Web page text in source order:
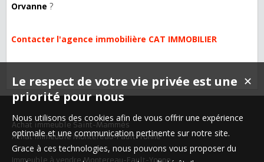
Orvanne ?
Contacter l'agence immobilière CAT IMMOBILIER
Achat immeuble Saint-Mammès
Achat immeuble Montereau-Fault-Yonne
Immeuble à vendre Montereau-Fault-Yonne
✕
Le respect de votre vie privée est une
priorité pour nous
Nous utilisons des cookies afin de vous offrir une expérience
optimale et une communication pertinente sur notre site.
Grace à ces technologies, nous pouvons vous proposer du